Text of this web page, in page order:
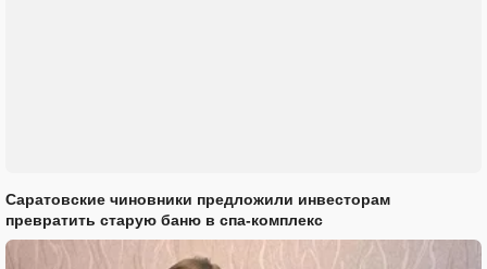
Саратовские чиновники предложили инвесторам
превратить старую баню в спа-комплекс